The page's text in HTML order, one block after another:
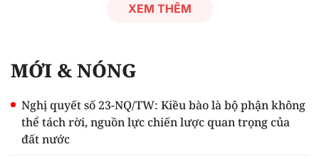
XEM THÊM
MỚI & NÓNG
Nghị quyết số 23-NQ/TW: Kiều bào là bộ phận không
thể tách rời, nguồn lực chiến lược quan trọng của
đất nước